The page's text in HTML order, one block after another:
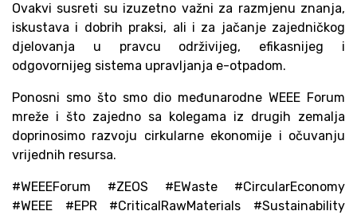
Ovakvi susreti su izuzetno važni za razmjenu znanja,
iskustava i dobrih praksi, ali i za jačanje zajedničkog
djelovanja u pravcu održivijeg, efikasnijeg i
odgovornijeg sistema upravljanja e-otpadom.
Ponosni smo što smo dio međunarodne WEEE Forum
mreže i što zajedno sa kolegama iz drugih zemalja
doprinosimo razvoju cirkularne ekonomije i očuvanju
vrijednih resursa.
#WEEEForum #ZEOS #EWaste #CircularEconomy
#WEEE #EPR #CriticalRawMaterials #Sustainability